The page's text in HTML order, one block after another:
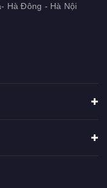
Hà Đông - Hà Nội